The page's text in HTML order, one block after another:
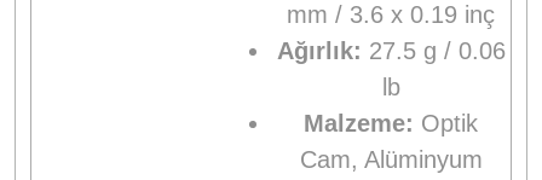
mm / 3.6 x 0.19 inç
Ağırlık: 27.5 g / 0.06
lb
Malzeme: Optik
Cam, Alüminyum